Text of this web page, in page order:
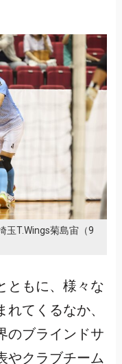
玉T.Wings菊島宙（9
ともに、様々な
てくるなか、
のブラインドサ
やクラブチーム